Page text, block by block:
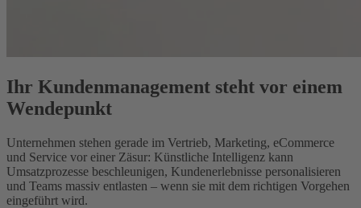
Ihr Kundenmanagement steht vor einem
Wendepunkt
Unternehmen stehen gerade im Vertrieb, Marketing, eCommerce
und Service vor einer Zäsur: Künstliche Intelligenz kann
Umsatzprozesse beschleunigen, Kundenerlebnisse personalisieren
und Teams massiv entlasten – wenn sie mit dem richtigen Vorgehen
eingeführt wird.